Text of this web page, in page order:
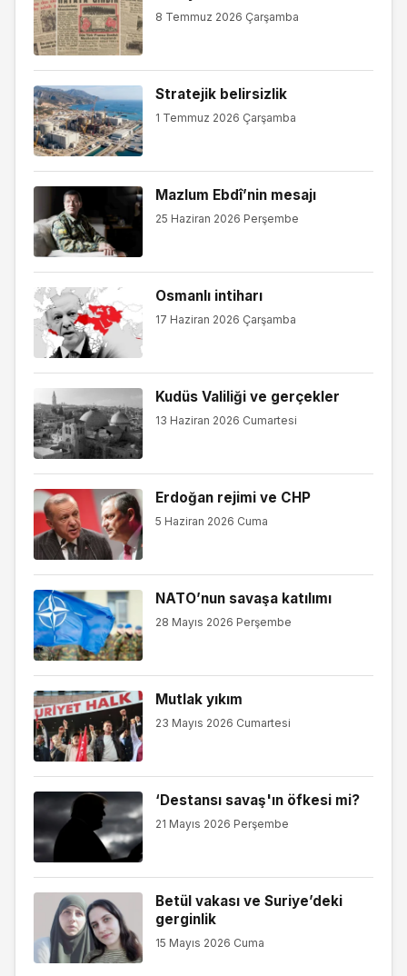
8 Temmuz 2026 Çarşamba
Stratejik belirsizlik
1 Temmuz 2026 Çarşamba
Mazlum Ebdî’nin mesajı
25 Haziran 2026 Perşembe
Osmanlı intiharı
17 Haziran 2026 Çarşamba
Kudüs Valiliği ve gerçekler
13 Haziran 2026 Cumartesi
Erdoğan rejimi ve CHP
5 Haziran 2026 Cuma
NATO’nun savaşa katılımı
28 Mayıs 2026 Perşembe
Mutlak yıkım
23 Mayıs 2026 Cumartesi
‘Destansı savaş'ın öfkesi mi?
21 Mayıs 2026 Perşembe
Betül vakası ve Suriye’deki
gerginlik
15 Mayıs 2026 Cuma